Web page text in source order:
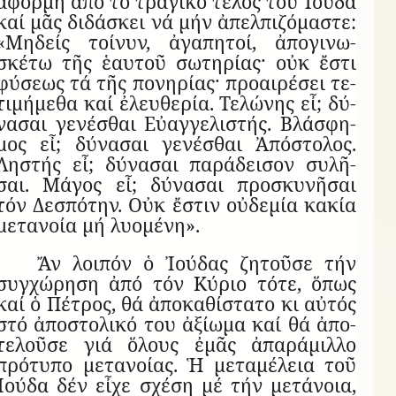
μᾶς δι­δά­σκει νά μήν ἀ­πελ­πι­ζό­μα­στε:
τοί­νυν, ἀ­γα­πη­τοί, ἀ­πο­γι­νω­
τῆς ἑ­αυ­τοῦ σω­τη­ρίας· οὐκ ἔ­στι
τά τῆς πο­νη­ρίας· προ­αι­ρέ­σει τε­
καί ἐ­λευ­θε­ρία. Τε­λώ­νης εἶ; δύ­
γε­νέ­σθαι Εὐ­αγ­γε­λι­στής. Βλά­σφη­
εἶ; δύ­να­σαι γε­νέ­σθαι Ἀ­πό­στο­λος.
εἶ; δύ­να­σαι πα­ρά­δει­σον συ­λῆ­
Μά­γος εἶ; δύ­να­σαι προ­σκυ­νῆ­σαι
Δε­σπό­την. Οὐκ ἔ­στιν οὐ­δε­μία κα­κία
μή λυ­ο­μένη».
Ἄν λοι­πόν ὁ Ἰ­ού­δας ζη­τοῦσε τήν
ἀπό τόν Κύ­ριο τότε, ὅ­πως
ὁ Πέ­τρος, θά ἀ­πο­κα­θί­στατο κι αὐ­τός
ἀ­πο­στο­λικό του ἀ­ξί­ωμα καί θά ἀ­πο­
γιά ὅ­λους ἐ­μᾶς ἀ­πα­ρά­μιλλο
με­τα­νοίας. Ἡ με­τα­μέ­λεια τοῦ
δέν εἶχε σχέση μέ τήν με­τά­νοια,